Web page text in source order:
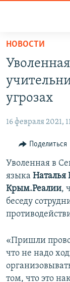
Вернуться
основному
содержанию
Вернутся
главной
навигации
Вернутся
поиску
11 ЛЕТ
ЕЩЕ
ИНТЕРАКТИВ
ИНФОГРАФИКА
ТЕЛЕПРОЕКТ
СОВЕТЫ
ПРОПАВШИЕ БЕЗ
ПОБЕДИТЕЛЕЙ
РАДІО СВОБОДА
КАК ОБОЙТИ
Українською
Qırımtatar
ПРИСОЕДИНЯЙТЕСЬ!
НОВОСТИ
угрозах
16 февраля 2021,
Поделиться
Уволенная в
языка Наталья
Крым.Реалии,
беседу
«Пришли
что не надо
том, что это